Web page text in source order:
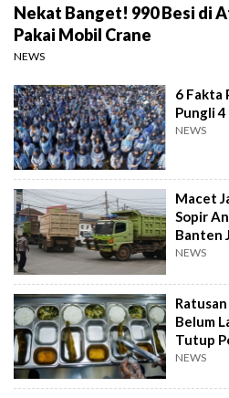
Nekat Banget! 990 Besi di
Pakai Mobil Crane
NEWS
6 Fakta
Pungli
NEWS
Macet
Sopir
Banten
Hari Lagi
NEWS
Belum
Tutup
NEWS